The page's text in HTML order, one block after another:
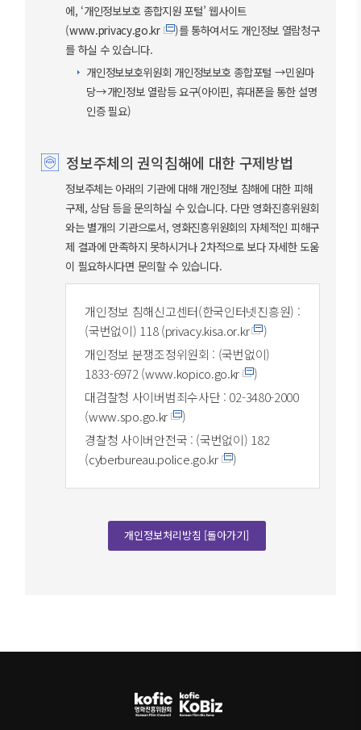
에, ‘개인정보보호 종합지원 포털’ 웹사이트
(www.privacy.go.kr
)를 통하여서도 개인정보 열람청구
를 하실 수 있습니다.
개인정보보호위원회 개인정보보호 종합포털 →민원마
당→개인정보 열람등 요구(아이핀, 휴대폰을 통한 설명
인증 필요)
정보주체의 권익침해에 대한 구제방법
정보주체는 아래의 기관에 대해 개인정보 침해에 대한 피해
구제, 상담 등을 문의하실 수 있습니다. 다만 영화진흥위원회
와는 별개의 기관으로서, 영화진흥위원회의 자체적인 피해구
제 결과에 만족하지 못하시거나 2차적으로 보다 자세한 도움
이 필요하시다면 문의할 수 있습니다.
개인정보 침해신고센터(한국인터넷진흥원) :
(국번없이) 118 (privacy.kisa.or.kr
)
개인정보 분쟁조정위원회 : (국번없이)
1833-6972 (www.kopico.go.kr
)
대검찰청 사이버범죄수사단 : 02-3480-2000
(www.spo.go.kr
)
경찰청 사이버안전국 : (국번없이) 182
(cyberbureau.police.go.kr )
개인정보처리방침 [돌아가기]